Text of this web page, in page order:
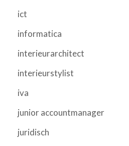
ict
informatica
interieurarchitect
interieurstylist
iva
junior accountmanager
juridisch